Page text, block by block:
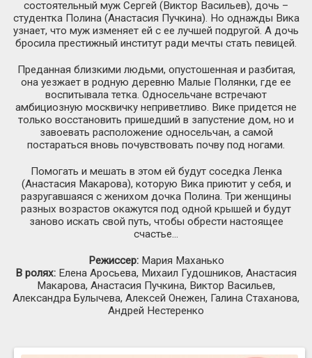
состоятельный муж Сергей (Виктор Васильев), дочь –
студентка Полина (Анастасия Пучкина). Но однажды Вика
узнает, что муж изменяет ей с ее лучшей подругой. А дочь
бросила престижный институт ради мечты стать певицей.
Преданная близкими людьми, опустошенная и разбитая,
она уезжает в родную деревню Малые Полянки, где ее
воспитывала тетка. Односельчане встречают
амбициозную москвичку неприветливо. Вике придется не
только восстановить пришедший в запустение дом, но и
завоевать расположение односельчан, а самой
постараться вновь почувствовать почву под ногами.
Помогать и мешать в этом ей будут соседка Ленка
(Анастасия Макарова), которую Вика приютит у себя, и
разругавшаяся с женихом дочка Полина. Три женщины
разных возрастов окажутся под одной крышей и будут
заново искать свой путь, чтобы обрести настоящее
счастье...
Режиссер:Мария Маханько
В ролях: Елена Аросьева, Михаил Гудошников, Анастасия
Макарова, Анастасия Пучкина, Виктор Васильев,
Александра Булычева, Алексей Онежен, Галина Стаханова,
Андрей Нестеренко